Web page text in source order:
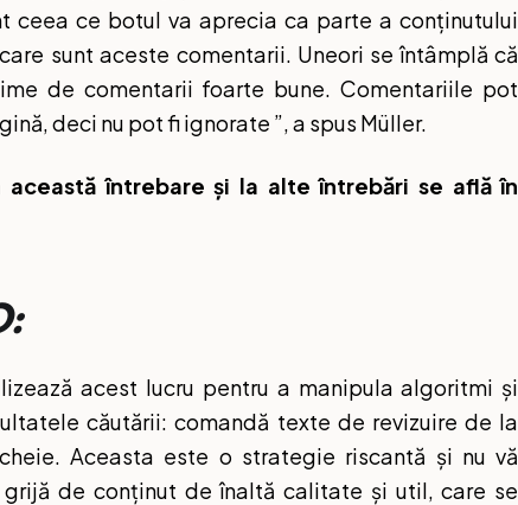
ceea ce botul va aprecia ca parte a conținutului
sunt aceste comentarii. Uneori se întâmplă că
de comentarii foarte bune. Comentariile pot
deci nu pot fi ignorate ”, a spus Müller.
întrebare și la alte întrebări se află în
acest lucru pentru a manipula algoritmi și
căutării: comandă texte de revizuire de la
Aceasta este o strategie riscantă și nu vă
de conținut de înaltă calitate și util, care se